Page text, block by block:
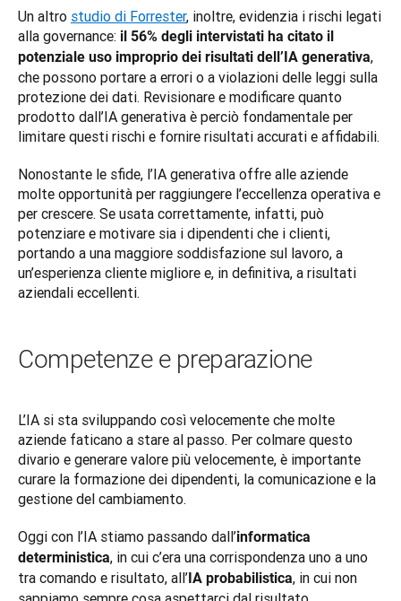
Un altro studio di Forrester, inoltre, evidenzia i rischi legati
alla governance: il 56% degli intervistati ha citato il
potenziale uso improprio dei risultati dell’IA generativa,
che possono portare a errori o a violazioni delle leggi sulla
protezione dei dati. Revisionare e modificare quanto
prodotto dall’IA generativa è perciò fondamentale per
limitare questi rischi e fornire risultati accurati e affidabili.
Nonostante le sfide, l’IA generativa offre alle aziende
molte opportunità per raggiungere l’eccellenza operativa e
per crescere. Se usata correttamente, infatti, può
potenziare e motivare sia i dipendenti che i clienti,
portando a una maggiore soddisfazione sul lavoro, a
un’esperienza cliente migliore e, in definitiva, a risultati
aziendali eccellenti.
Competenze e preparazione
L’IA si sta sviluppando così velocemente che molte
aziende faticano a stare al passo. Per colmare questo
divario e generare valore più velocemente, è importante
curare la formazione dei dipendenti, la comunicazione e la
gestione del cambiamento.
Oggi con l’IA stiamo passando dall’informatica
deterministica, in cui c’era una corrispondenza uno a uno
tra comando e risultato, all’IA probabilistica, in cui non